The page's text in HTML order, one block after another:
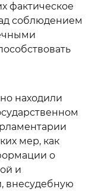
фактическое
соблюдением
находили
мер, как
о
и
внесудебную